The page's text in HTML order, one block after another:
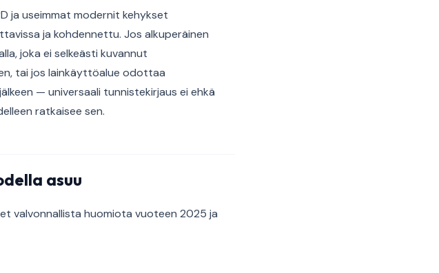
ja useimmat modernit kehykset
ja kohdennettu. Jos alkuperäinen
joka ei selkeästi kuvannut
tai jos lainkäyttöalue odottaa
— universaali tunnistekirjaus ei ehkä
ratkaisee sen.
asuu
valvonnallista huomiota vuoteen 2025 ja